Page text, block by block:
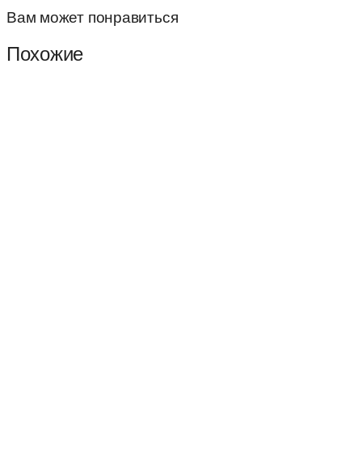
Вам может понравиться
Похожие